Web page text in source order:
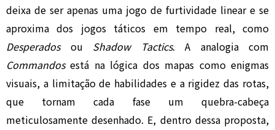
deixa de ser apenas uma jogo de furtividade linear e se
aproxima dos jogos táticos em tempo real, como
Desperadosou Shadow Tactics. A analogia com
Commandosestá na lógica dos mapas como enigmas
visuais, a limitação de habilidades e a rigidez das rotas,
que tornam cada fase um quebra-cabeça
meticulosamente desenhado. E, dentro dessa proposta,